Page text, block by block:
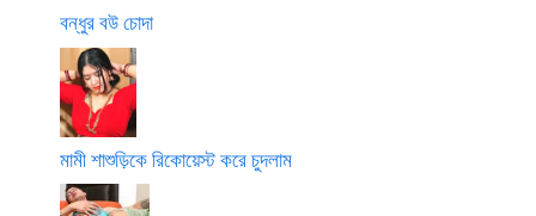
বন্ধুর বউ চোদা
মামী শাশুড়িকে রিকোয়েস্ট করে চুদলাম